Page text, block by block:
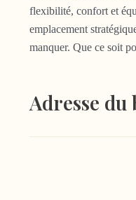
flexibilité, confort et
emplacement
manquer. Que ce soit
Adresse